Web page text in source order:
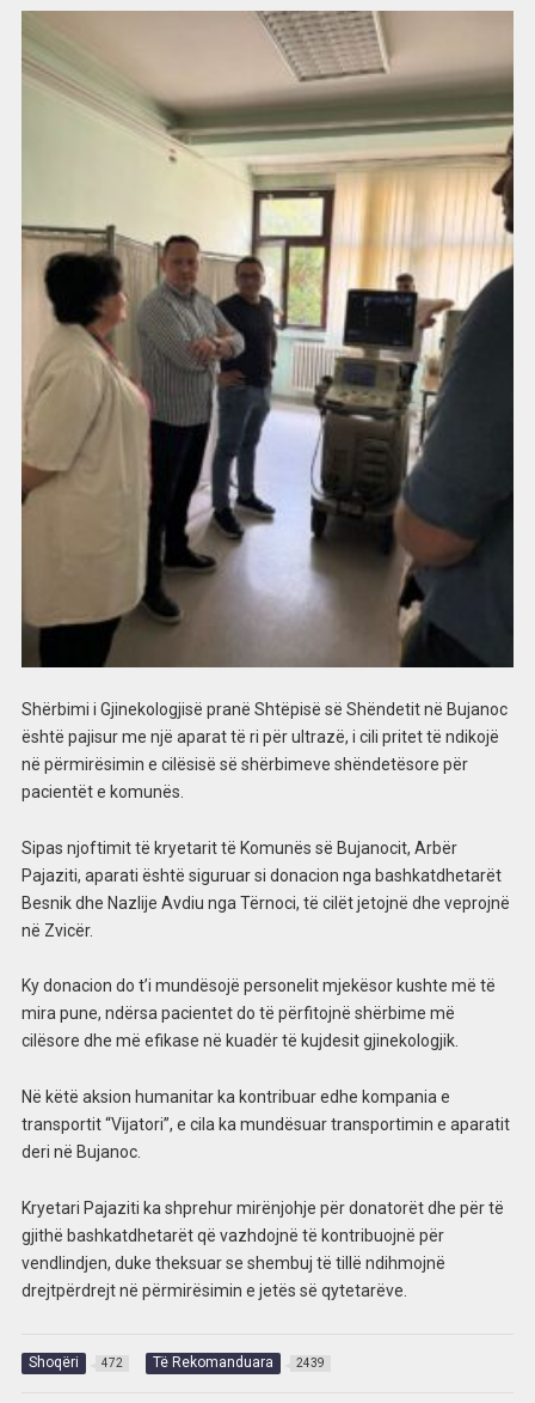
Shërbimi i Gjinekologjisë pranë Shtëpisë së Shëndetit në Bujanoc
është pajisur me një aparat të ri për ultrazë, i cili pritet të ndikojë
në përmirësimin e cilësisë së shërbimeve shëndetësore për
pacientët e komunës.
Sipas njoftimit të kryetarit të Komunës së Bujanocit, Arbër
Pajaziti, aparati është siguruar si donacion nga bashkatdhetarët
Besnik dhe Nazlije Avdiu nga Tërnoci, të cilët jetojnë dhe veprojnë
në Zvicër.
Ky donacion do t’i mundësojë personelit mjekësor kushte më të
mira pune, ndërsa pacientet do të përfitojnë shërbime më
cilësore dhe më efikase në kuadër të kujdesit gjinekologjik.
Në këtë aksion humanitar ka kontribuar edhe kompania e
transportit “Vijatori”, e cila ka mundësuar transportimin e aparatit
deri në Bujanoc.
Kryetari Pajaziti ka shprehur mirënjohje për donatorët dhe për të
gjithë bashkatdhetarët që vazhdojnë të kontribuojnë për
vendlindjen, duke theksuar se shembuj të tillë ndihmojnë
drejtpërdrejt në përmirësimin e jetës së qytetarëve.
Shoqëri 472 Të Rekomanduara 2439